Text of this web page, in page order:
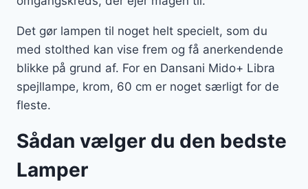
Det gør lampen til noget helt specielt, som du
med stolthed kan vise frem og få anerkendende
blikke på grund af. For en Dansani Mido+ Libra
spejllampe, krom, 60 cm er noget særligt for de
fleste.
Sådan vælger du den bedste
Lamper